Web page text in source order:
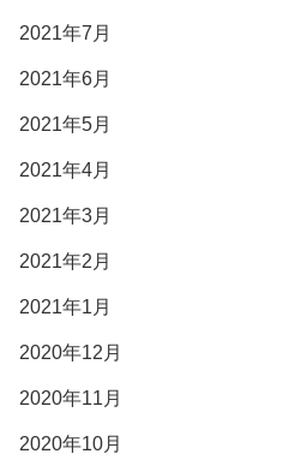
2021年7月
2021年6月
2021年5月
2021年4月
2021年3月
2021年2月
2021年1月
2020年12月
2020年11月
2020年10月